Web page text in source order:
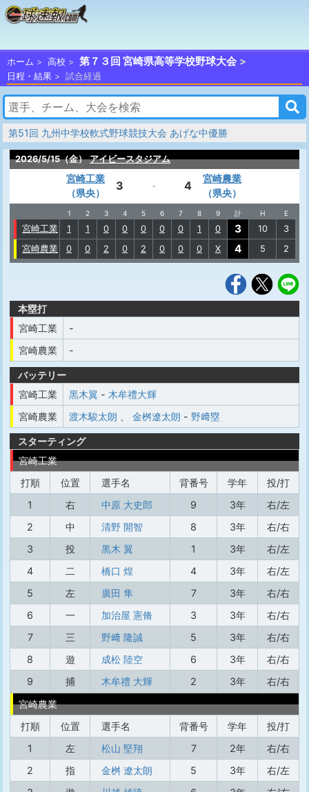
ホーム 高校 第７３回 宮崎県高等学校野球大会
日程・結果 試合経過
第51回 九州中学校軟式野球競技大会 あげな中優勝
2026/5/15（金） アイビースタジアム
宮崎工業
（県央）
3 - 4
宮崎農業
（県央）
1 2 3 4 5 6 7 8 9 計 H E
宮崎工業 1 1 0 0 0 0 0 1 0 3 10
3
宮崎農業
0 0 2 0 2 0 0 0 X 4 5 2
本塁打
宮崎工業
-
宮崎農業
-
バッテリー
宮崎工業
黒木翼 - 木牟禮大輝
宮崎農業
渡木駿太朗 金桝遼太朗 - 野﨑塁
スターティング
宮崎工業
打順
位置 選手名 背番号 学年
投/打
1
右 中原 大史郎 9 3年
右/左
2
中 清野 開智 8 3年
右/右
3
投 黒木 翼 1 3年
右/左
4
二 橋口 煌 4 3年
右/左
5
左 廣田 隼 7 3年
右/右
6
一 加治屋 憲脩 3 3年
右/右
7
三 野﨑 隆誠 5 3年
右/右
8
遊 成松 陸空 6 3年
右/右
9
捕 木牟禮 大輝 2 3年
右/右
宮崎農業
打順
位置 選手名 背番号 学年
投/打
1
左 松山 堅翔 7 2年
右/右
2
指 金桝 遼太朗 5 3年
右/左